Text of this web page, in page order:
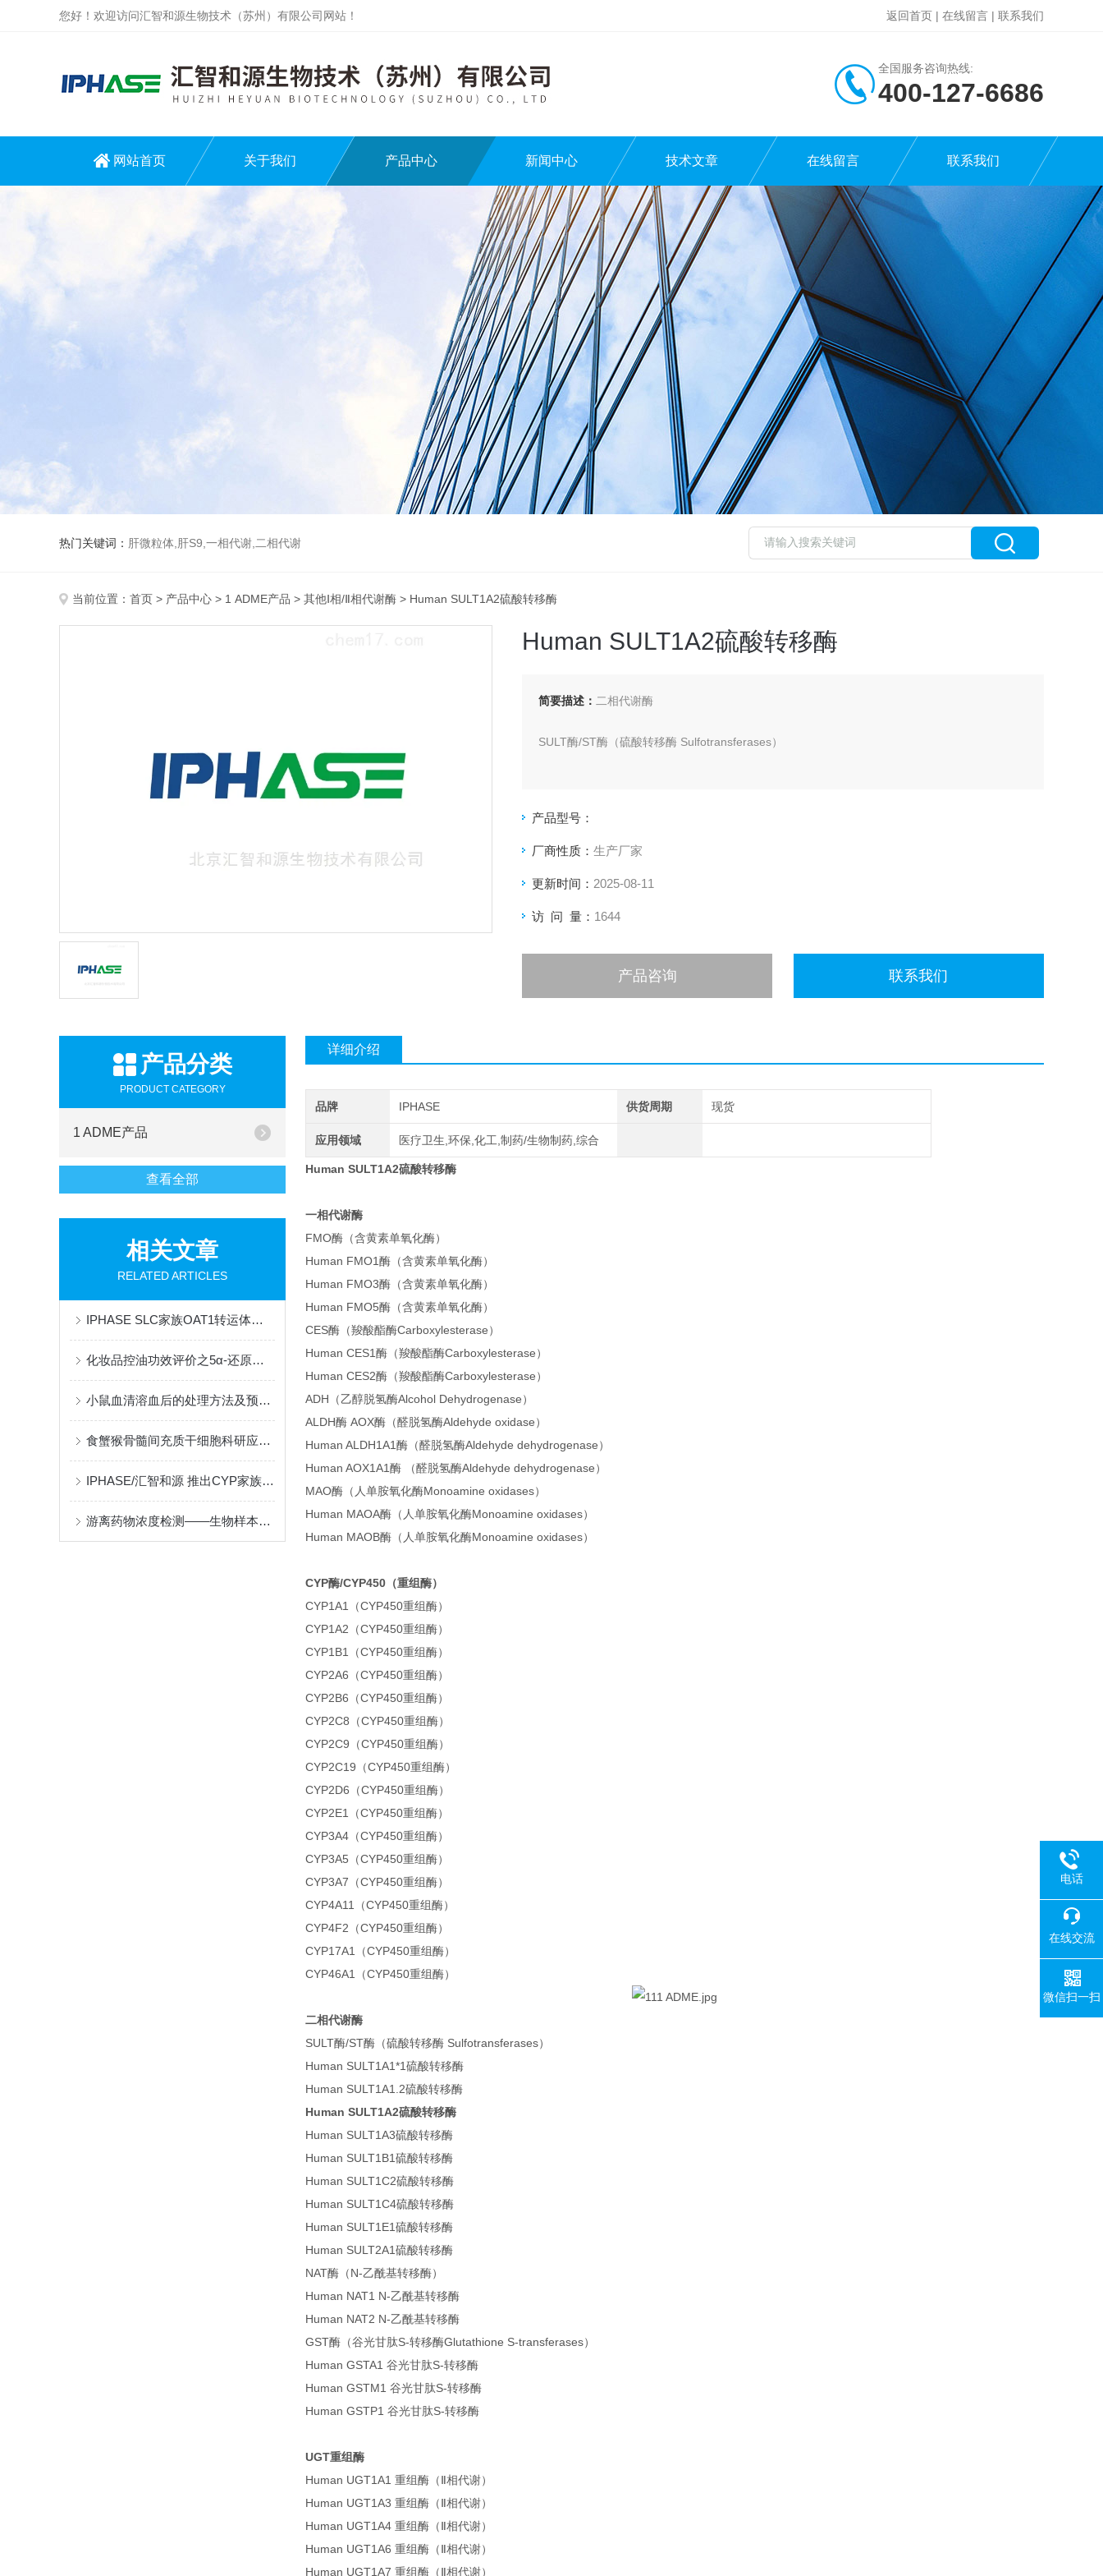
您好！欢迎访问汇智和源生物技术（苏州）有限公司网站！ 返回首页 | 在线留言 | 联系我们
全国服务咨询热线:
400-127-6686
网站首页 关于我们 产品中心 新闻中心 技术文章 在线留言 联系我们
热门关键词： 肝微粒体,肝S9,一相代谢,二相代谢
当前位置： 首页 > 产品中心 > 1 ADME产品 > 其他Ⅰ相/Ⅱ相代谢酶 > Human SULT1A2硫酸转移酶
Human SULT1A2硫酸转移酶
简要描述： 二相代谢酶
SULT酶/ST酶（硫酸转移酶 Sulfotransferases）
Human SULT1A1.2硫酸转移酶
产品型号：
厂商性质： 生产厂家
更新时间： 2025-08-11
访 问 量： 1644
产品咨询 联系我们
产品分类
PRODUCT CATEGORY
1 ADME产品
查看全部
相关文章
RELATED ARTICLES
IPHASE SLC家族OAT1转运体细胞研发成功
化妆品控油功效评价之5α-还原酶活性抑制试验
小鼠血清溶血后的处理方法及预防措施探讨
食蟹猴骨髓间充质干细胞科研应用解析
IPHASE/汇智和源 推出CYP家族重组酶及SLC家族转运体新产品
游离药物浓度检测——生物样本分析前处理技术
详细介绍
品牌 IPHASE 供货周期 现货
应用领域 医疗卫生,环保,化工,制药/生物制药,综合
Human SULT1A2硫酸转移酶
一相代谢酶
FMO酶（含黄素单氧化酶）
Human FMO1酶（含黄素单氧化酶）
Human FMO3酶（含黄素单氧化酶）
Human FMO5酶（含黄素单氧化酶）
CES酶（羧酸酯酶Carboxylesterase）
Human CES1酶（羧酸酯酶Carboxylesterase）
Human CES2酶（羧酸酯酶Carboxylesterase）
ADH（乙醇脱氢酶Alcohol Dehydrogenase）
ALDH酶 AOX酶（醛脱氢酶Aldehyde oxidase）
Human ALDH1A1酶（醛脱氢酶Aldehyde dehydrogenase）
Human AOX1A1酶 （醛脱氢酶Aldehyde dehydrogenase）
MAO酶（人单胺氧化酶Monoamine oxidases）
Human MAOA酶（人单胺氧化酶Monoamine oxidases）
Human MAOB酶（人单胺氧化酶Monoamine oxidases）
CYP酶/CYP450（重组酶）
CYP1A1（CYP450重组酶）
CYP1A2（CYP450重组酶）
CYP1B1（CYP450重组酶）
CYP2A6（CYP450重组酶）
CYP2B6（CYP450重组酶）
CYP2C8（CYP450重组酶）
CYP2C9（CYP450重组酶）
CYP2C19（CYP450重组酶）
CYP2D6（CYP450重组酶）
CYP2E1（CYP450重组酶）
CYP3A4（CYP450重组酶）
CYP3A5（CYP450重组酶）
CYP3A7（CYP450重组酶）
CYP4A11（CYP450重组酶）
CYP4F2（CYP450重组酶）
CYP17A1（CYP450重组酶）
CYP46A1（CYP450重组酶）
二相代谢酶
SULT酶/ST酶（硫酸转移酶 Sulfotransferases）
Human SULT1A1*1硫酸转移酶
Human SULT1A1.2硫酸转移酶
Human SULT1A2硫酸转移酶
Human SULT1A3硫酸转移酶
Human SULT1B1硫酸转移酶
Human SULT1C2硫酸转移酶
Human SULT1C4硫酸转移酶
Human SULT1E1硫酸转移酶
Human SULT2A1硫酸转移酶
NAT酶（N-乙酰基转移酶）
Human NAT1 N-乙酰基转移酶
Human NAT2 N-乙酰基转移酶
GST酶（谷光甘肽S-转移酶Glutathione S-transferases）
Human GSTA1 谷光甘肽S-转移酶
Human GSTM1 谷光甘肽S-转移酶
Human GSTP1 谷光甘肽S-转移酶
UGT重组酶
Human UGT1A1 重组酶（Ⅱ相代谢）
Human UGT1A3 重组酶（Ⅱ相代谢）
Human UGT1A4 重组酶（Ⅱ相代谢）
Human UGT1A6 重组酶（Ⅱ相代谢）
Human UGT1A7 重组酶（Ⅱ相代谢）
电话
在线交流
微信扫一扫